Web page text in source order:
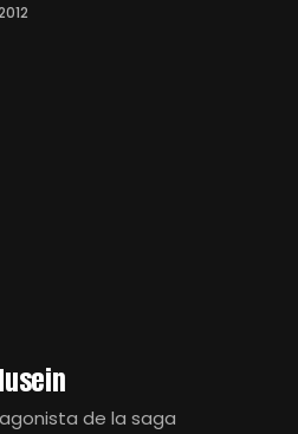
de la saga